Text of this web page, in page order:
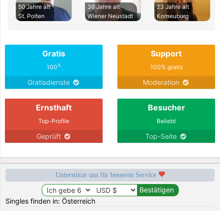
50 Jahre alt
St. Polten
36 Jahre alt
Wiener Neustadt
23 Jahre alt
Korneuburg
Gratis
100%
Gratisdienste
Support
100% gratis
Moderation
Ernsthaft
Top-Profile
Geprüft
Besucher
Beliebt
Top-Seite
Unterstütze uns für besseren Service
Singles finden in: Österreich